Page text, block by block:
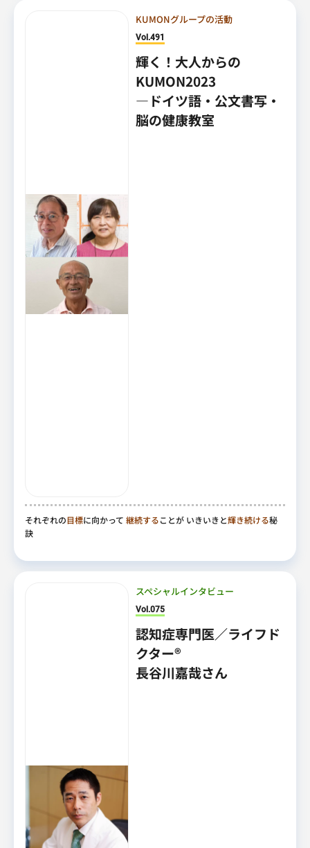
KUMONグループの活動
Vol.491
輝く！大人からの
KUMON2023
―ドイツ語・公文書写・
脳の健康教室
それぞれの目標に向かって 継続することが いきいきと輝き続ける秘
訣
スペシャルインタビュー
Vol.075
認知症専門医／ライフド
クター®
長谷川嘉哉さん